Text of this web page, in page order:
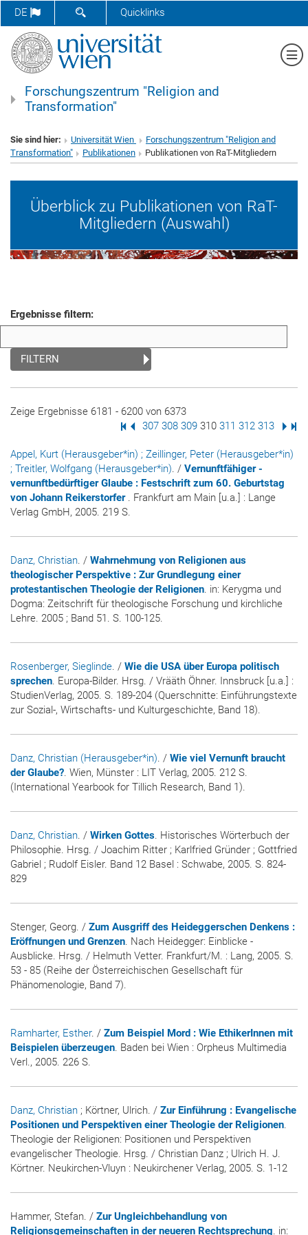
DE SUCHFORMULAR ÖFFNEN
Quicklinks
Forschungszentrum "Religion and
Transformation"
Sie sind hier: Universität Wien
Forschungszentrum "Religion and
Transformation"
Publikationen Publikationen von RaT-Mitgliedern
Überblick zu Publikationen von RaT-
Mitgliedern (Auswahl)
Ergebnisse filtern:
FILTERN
Zeige Ergebnisse 6181 - 6200 von 6373
Erste Seite
Vorige Seite
Seite
307 Seite
308 Seite
309 Seite
310 Seite
311 Seite
312 Seite
313
Appel, Kurt (Herausgeber*in) ; Zeillinger, Peter (Herausgeber*in)
; Treitler, Wolfgang (Herausgeber*in). / Vernunftfähiger -
vernunftbedürftiger Glaube : Festschrift zum 60. Geburtstag
von Johann Reikerstorfer . Frankfurt am Main [u.a.] : Lange
Verlag GmbH, 2005. 219 S.
Danz, Christian. / Wahrnehmung von Religionen aus
theologischer Perspektive : Zur Grundlegung einer
protestantischen Theologie der Religionen. in: Kerygma und
Dogma: Zeitschrift für theologische Forschung und kirchliche
Lehre. 2005 ; Band 51. S. 100-125.
Rosenberger, Sieglinde. / Wie die USA über Europa politisch
sprechen. Europa-Bilder. Hrsg. / Vrääth Öhner. Innsbruck [u.a.] :
StudienVerlag, 2005. S. 189-204 (Querschnitte: Einführungstexte
zur Sozial-, Wirtschafts- und Kulturgeschichte, Band 18).
Danz, Christian (Herausgeber*in). / Wie viel Vernunft braucht
der Glaube?. Wien, Münster : LIT Verlag, 2005. 212 S.
(International Yearbook for Tillich Research, Band 1).
Danz, Christian. / Wirken Gottes. Historisches Wörterbuch der
Philosophie. Hrsg. / Joachim Ritter ; Karlfried Gründer ; Gottfried
Gabriel ; Rudolf Eisler. Band 12 Basel : Schwabe, 2005. S. 824-
829
Stenger, Georg. / Zum Ausgriff des Heideggerschen Denkens :
Eröffnungen und Grenzen. Nach Heidegger: Einblicke -
Ausblicke. Hrsg. / Helmuth Vetter. Frankfurt/M. : Lang, 2005. S.
53 - 85 (Reihe der Österreichischen Gesellschaft für
Phänomenologie, Band 7).
Ramharter, Esther. / Zum Beispiel Mord : Wie EthikerInnen mit
Beispielen überzeugen. Baden bei Wien : Orpheus Multimedia
Verl., 2005. 226 S.
Danz, Christian ; Körtner, Ulrich. / Zur Einführung : Evangelische
Positionen und Perspektiven einer Theologie der Religionen.
Theologie der Religionen: Positionen und Perspektiven
evangelischer Theologie. Hrsg. / Christian Danz ; Ulrich H. J.
Körtner. Neukirchen-Vluyn : Neukirchener Verlag, 2005. S. 1-12
Hammer, Stefan. / Zur Ungleichbehandlung von
Religionsgemeinschaften in der neueren Rechtsprechung. in: